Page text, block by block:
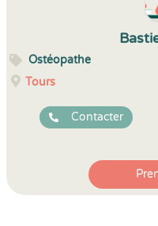
Ostéopathe
Tours
Contacter